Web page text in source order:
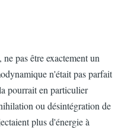
pas être exactement un
n'était pas parfait
pourrait en particulier
ou désintégration de
plus d'énergie à